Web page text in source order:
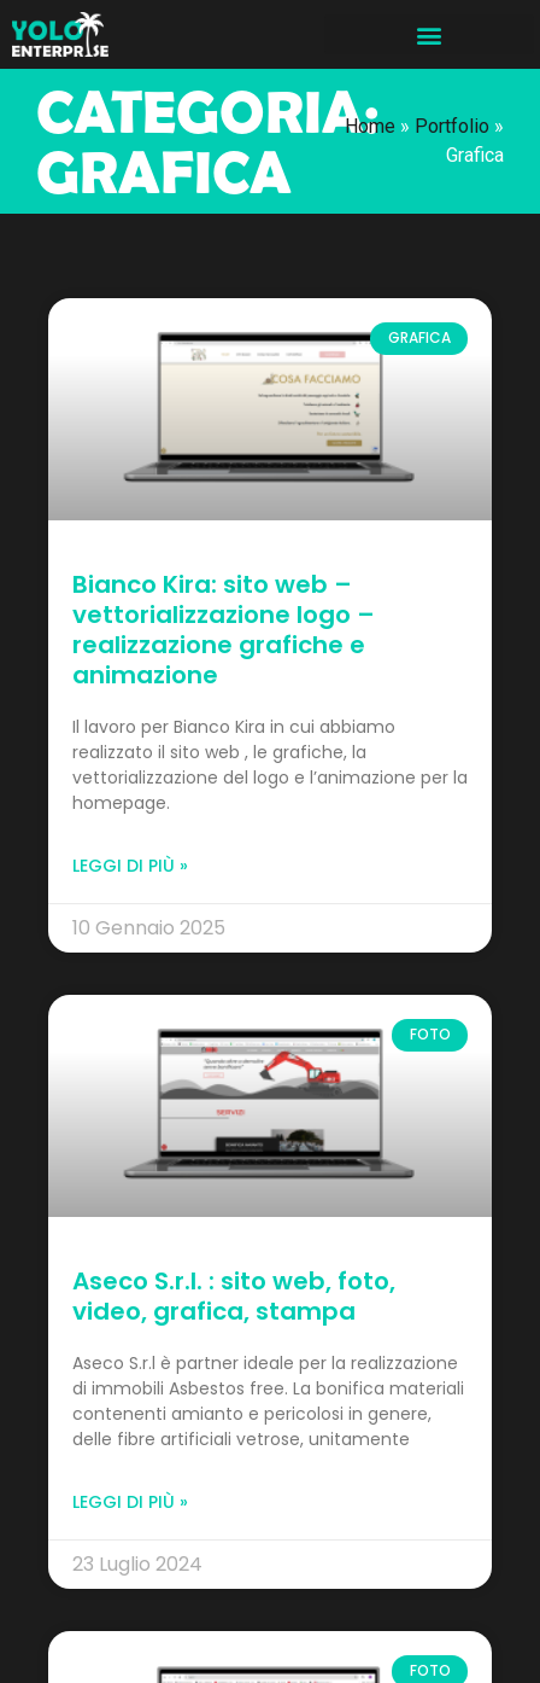
CATEGORIA:
GRAFICA
Home » Portfolio »
Grafica
GRAFICA
Bianco Kira: sito web –
vettorializzazione logo –
realizzazione grafiche e
animazione
Il lavoro per Bianco Kira in cui abbiamo
realizzato il sito web , le grafiche, la
vettorializzazione del logo e l’animazione per la
homepage.
LEGGI DI PIÙ »
10 Gennaio 2025
FOTO
Aseco S.r.l. : sito web, foto,
video, grafica, stampa
Aseco S.r.l è partner ideale per la realizzazione
di immobili Asbestos free. La bonifica materiali
contenenti amianto e pericolosi in genere,
delle fibre artificiali vetrose, unitamente
LEGGI DI PIÙ »
23 Luglio 2024
FOTO